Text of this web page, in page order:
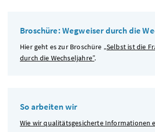
Broschüre: Wegweiser durch die
Hier geht es zur Broschüre „Selbst ist die
durch die Wechseljahre”.
So arbeiten wir
Wie wir qualitätsgesicherte Informationen